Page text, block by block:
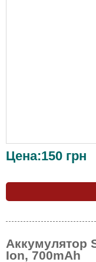
Цена:150 грн
Аккумулятор
Ion, 700mAh